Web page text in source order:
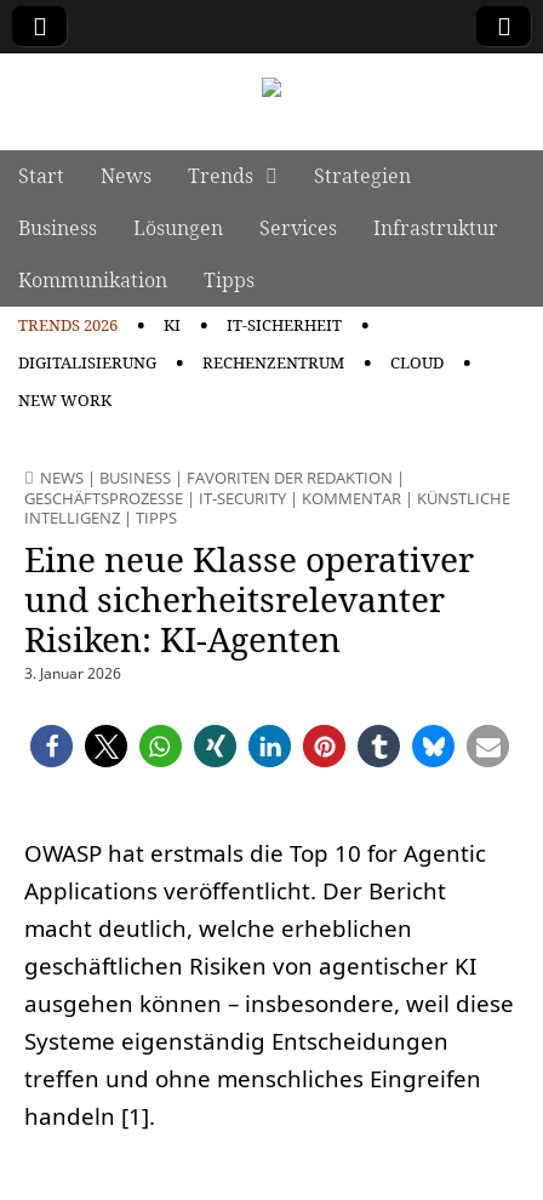
Main menu
Skip to content
Start News Trends
Strategien
Business
Lösungen Services
Infrastruktur
Kommunikation
Tipps
TRENDS 2026 KI
IT-SICHERHEIT
DIGITALISIERUNG
RECHENZENTRUM
CLOUD
NEW WORK
NEWS | BUSINESS | FAVORITEN DER REDAKTION |
GESCHÄFTSPROZESSE | IT-SECURITY | KOMMENTAR | KÜNSTLICHE
INTELLIGENZ | TIPPS
Eine neue Klasse operativer
und sicherheitsrelevanter
Risiken: KI-Agenten
3. Januar 2026
OWASP hat erstmals die Top 10 for Agentic
Applications veröffentlicht. Der Bericht
macht deutlich, welche erheblichen
geschäftlichen Risiken von agentischer KI
ausgehen können – insbesondere, weil diese
Systeme eigenständig Entscheidungen
treffen und ohne menschliches Eingreifen
handeln [1].